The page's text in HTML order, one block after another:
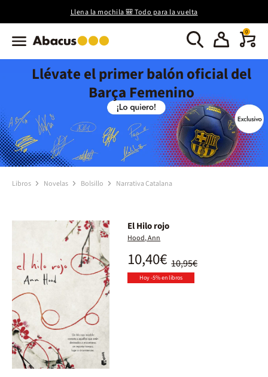
Llena la mochila 🎒 Todo para la vuelta
0
Llévate el primer balón oficial del
Barça Femenino
Libros Novelas Bolsillo Narrativa Catalana
El Hilo rojo
Hood, Ann
10,95€
10,40€
Hoy -5% en libros